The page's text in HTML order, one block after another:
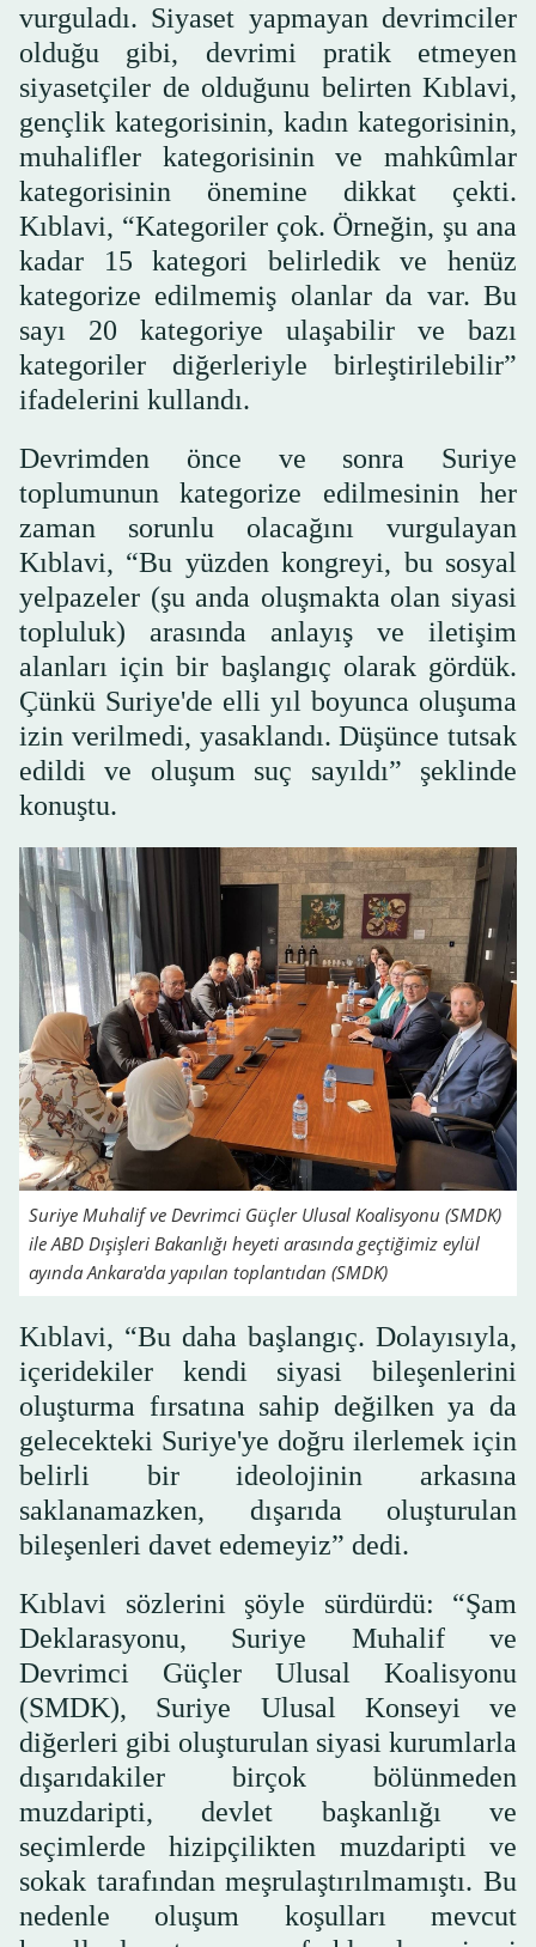
vurguladı. Siyaset yapmayan devrimciler
olduğu gibi, devrimi pratik etmeyen
siyasetçiler de olduğunu belirten Kıblavi,
gençlik kategorisinin, kadın kategorisinin,
muhalifler kategorisinin ve mahkûmlar
kategorisinin önemine dikkat çekti.
Kıblavi, “Kategoriler çok. Örneğin, şu ana
kadar 15 kategori belirledik ve henüz
kategorize edilmemiş olanlar da var. Bu
sayı 20 kategoriye ulaşabilir ve bazı
kategoriler diğerleriyle birleştirilebilir”
ifadelerini kullandı.
Devrimden önce ve sonra Suriye
toplumunun kategorize edilmesinin her
zaman sorunlu olacağını vurgulayan
Kıblavi, “Bu yüzden kongreyi, bu sosyal
yelpazeler (şu anda oluşmakta olan siyasi
topluluk) arasında anlayış ve iletişim
alanları için bir başlangıç olarak gördük.
Çünkü Suriye'de elli yıl boyunca oluşuma
izin verilmedi, yasaklandı. Düşünce tutsak
edildi ve oluşum suç sayıldı” şeklinde
konuştu.
Suriye Muhalif ve Devrimci Güçler Ulusal Koalisyonu (SMDK)
ile ABD Dışişleri Bakanlığı heyeti arasında geçtiğimiz eylül
ayında Ankara'da yapılan toplantıdan (SMDK)
Kıblavi, “Bu daha başlangıç. Dolayısıyla,
içeridekiler kendi siyasi bileşenlerini
oluşturma fırsatına sahip değilken ya da
gelecekteki Suriye'ye doğru ilerlemek için
belirli bir ideolojinin arkasına
saklanamazken, dışarıda oluşturulan
bileşenleri davet edemeyiz” dedi.
Kıblavi sözlerini şöyle sürdürdü: “Şam
Deklarasyonu, Suriye Muhalif ve
Devrimci Güçler Ulusal Koalisyonu
(SMDK), Suriye Ulusal Konseyi ve
diğerleri gibi oluşturulan siyasi kurumlarla
dışarıdakiler birçok bölünmeden
muzdaripti, devlet başkanlığı ve
seçimlerde hizipçilikten muzdaripti ve
sokak tarafından meşrulaştırılmamıştı. Bu
nedenle oluşum koşulları mevcut